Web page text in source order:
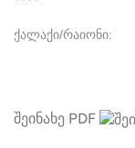
ქალაქი/რაიონი
შეინახე PDF